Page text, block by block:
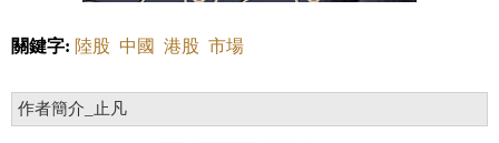
關鍵字: 陸股 中國 港股 市場
作者簡介_止凡